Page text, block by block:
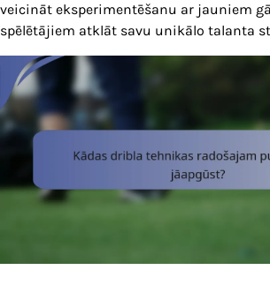
veicināt eksperimentēšanu ar jauniem
spēlētājiem atklāt savu unikālo talanta